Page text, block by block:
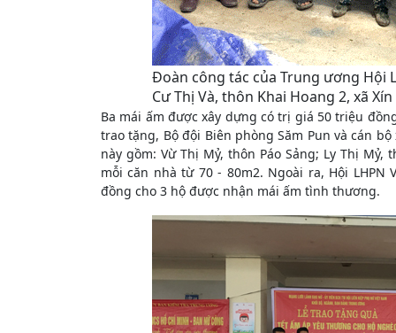
Đoàn công tác của Trung ương Hội
Cư Thị Và, thôn Khai Hoang 2, xã Xín
Ba mái ấm được xây dựng có trị giá 50 triệu
trao tặng, Bộ đội Biên phòng Săm Pun và cán
này gồm: Vừ Thị Mỷ, thôn Páo Sảng; Ly Thị
mỗi căn nhà từ 70 - 80m2. Ngoài ra, Hội
đồng cho 3 hộ được nhận mái ấm tình thương.